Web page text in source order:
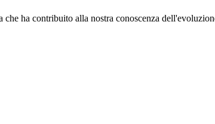
ha contribuito alla nostra conoscenza